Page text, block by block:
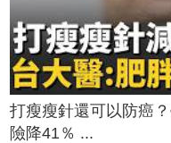
打瘦瘦針還可以防癌
險降41％ ...